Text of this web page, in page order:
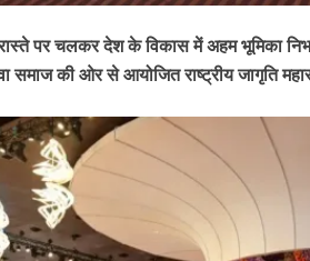
रास्ते पर चलकर देश के विकास में अहम भूमिका
समाज की ओर से आयोजित राष्ट्रीय जागृति